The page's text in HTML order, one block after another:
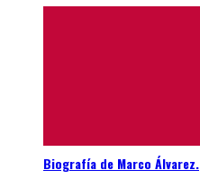
Biografía de Marco Álvarez.